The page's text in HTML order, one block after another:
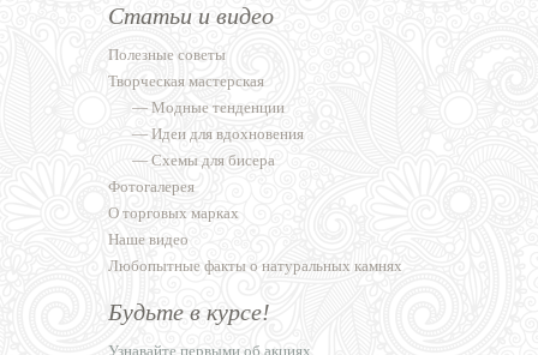
Статьи и видео
Полезные советы
Творческая мастерская
— Модные тенденции
— Идеи для вдохновения
— Схемы для бисера
Фотогалерея
О торговых марках
Наше видео
Любопытные факты о натуральных камнях
Будьте в курсе!
Узнавайте первыми об акциях